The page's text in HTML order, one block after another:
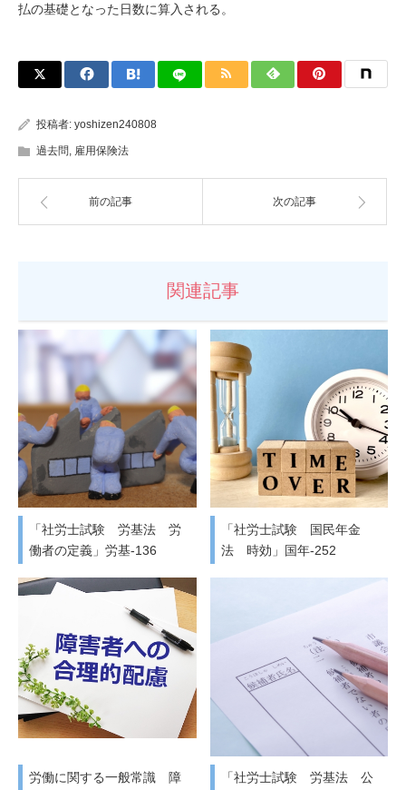
払の基礎となった日数に算入される。
投稿者: yoshizen240808
過去問 雇用保険法
前の記事 次の記事
関連記事
「社労士試験 労基法 労
働者の定義」労基-136
「社労士試験 国民年金
法 時効」国年-252
労働に関する一般常識 障
「社労士試験 労基法 公